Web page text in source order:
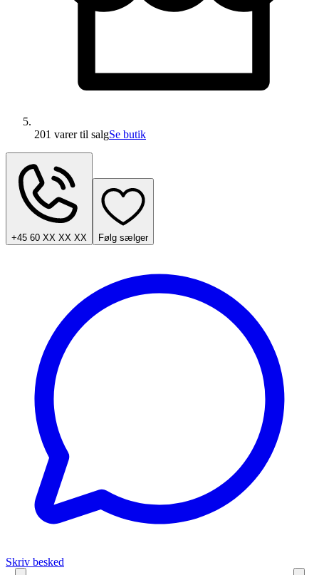
201 varertil salgSe butik
+45 60 XX XX XX Følg sælger
Skriv besked